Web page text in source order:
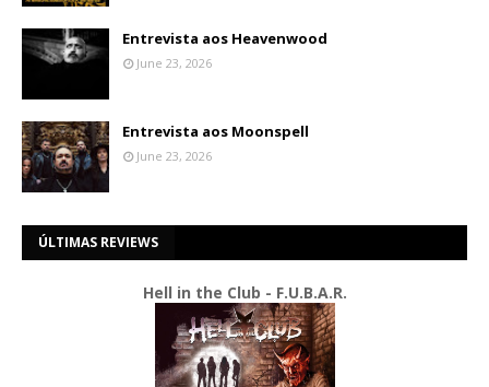
Entrevista aos Heavenwood
June 23, 2026
Entrevista aos Moonspell
June 23, 2026
ÚLTIMAS REVIEWS
Hell in the Club - F.U.B.A.R.